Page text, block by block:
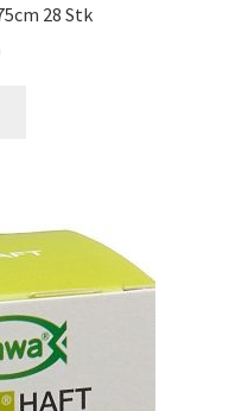
28 Stk